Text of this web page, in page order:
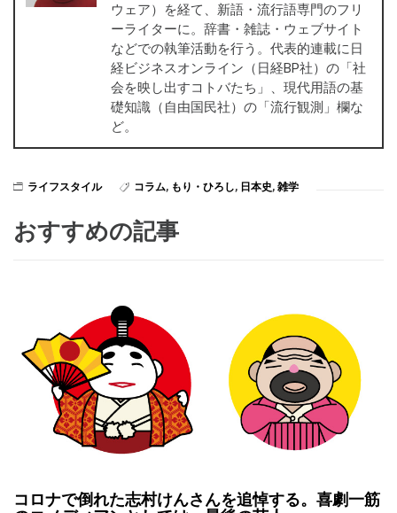
ウェア）を経て、新語・流行語専門のフリ
ーライターに。辞書・雑誌・ウェブサイト
などでの執筆活動を行う。代表的連載に日
経ビジネスオンライン（日経BP社）の「社
会を映し出すコトバたち」、現代用語の基
礎知識（自由国民社）の「流行観測」欄な
ど。
ライフスタイル コラム, もり・ひろし, 日本史, 雑学
おすすめの記事
コロナで倒れた志村けんさんを追悼する。喜劇一筋